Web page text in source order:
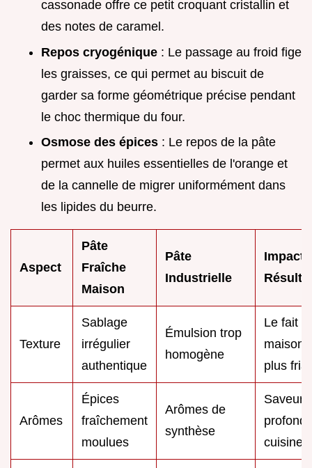
cassonade offre ce petit croquant cristallin et
des notes de caramel.
Repos cryogénique : Le passage au froid fige
les graisses, ce qui permet au biscuit de
garder sa forme géométrique précise pendant
le choc thermique du four.
Osmose des épices : Le repos de la pâte
permet aux huiles essentielles de l'orange et
de la cannelle de migrer uniformément dans
les lipides du beurre.
Aspect
Pâte
Fraîche
Maison
Pâte
Industrielle
Impact
Texture
Sablage
irrégulier
authentique
Émulsion trop
homogène
Le fait
maison
plus
Arômes
Épices
fraîchement
moulues
Arômes de
synthèse
cuisine